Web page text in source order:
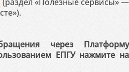
через Платформу
ЕПГУ нажмите на